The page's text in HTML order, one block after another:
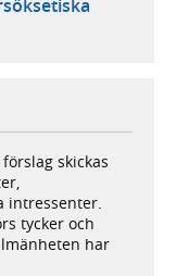
skickas
intressenter.
tycker och
har